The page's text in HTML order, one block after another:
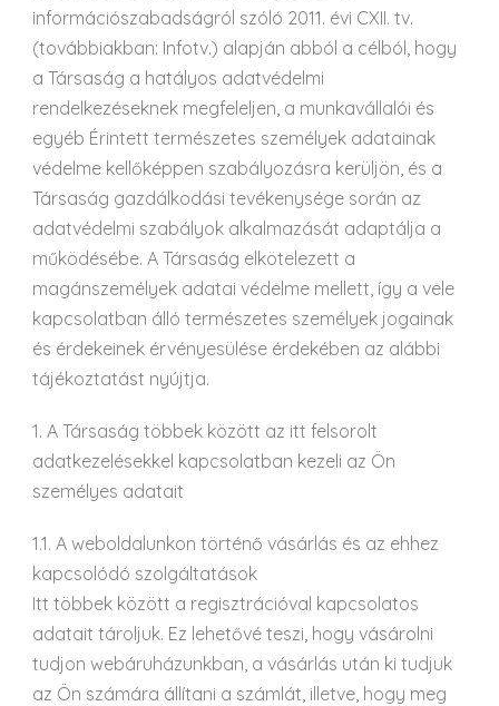
információszabadságról szóló 2011. évi CXII. tv.
(továbbiakban: Infotv.) alapján abból a célból, hogy
a Társaság a hatályos adatvédelmi
rendelkezéseknek megfeleljen, a munkavállalói és
egyéb Érintett természetes személyek adatainak
védelme kellőképpen szabályozásra kerüljön, és a
Társaság gazdálkodási tevékenysége során az
adatvédelmi szabályok alkalmazását adaptálja a
működésébe. A Társaság elkötelezett a
magánszemélyek adatai védelme mellett, így a vele
kapcsolatban álló természetes személyek jogainak
és érdekeinek érvényesülése érdekében az alábbi
tájékoztatást nyújtja.
1. A Társaság többek között az itt felsorolt
adatkezelésekkel kapcsolatban kezeli az Ön
személyes adatait
1.1. A weboldalunkon történő vásárlás és az ehhez
kapcsolódó szolgáltatások
Itt többek között a regisztrációval kapcsolatos
adatait tároljuk. Ez lehetővé teszi, hogy vásárolni
tudjon webáruházunkban, a vásárlás után ki tudjuk
az Ön számára állítani a számlát, illetve, hogy meg